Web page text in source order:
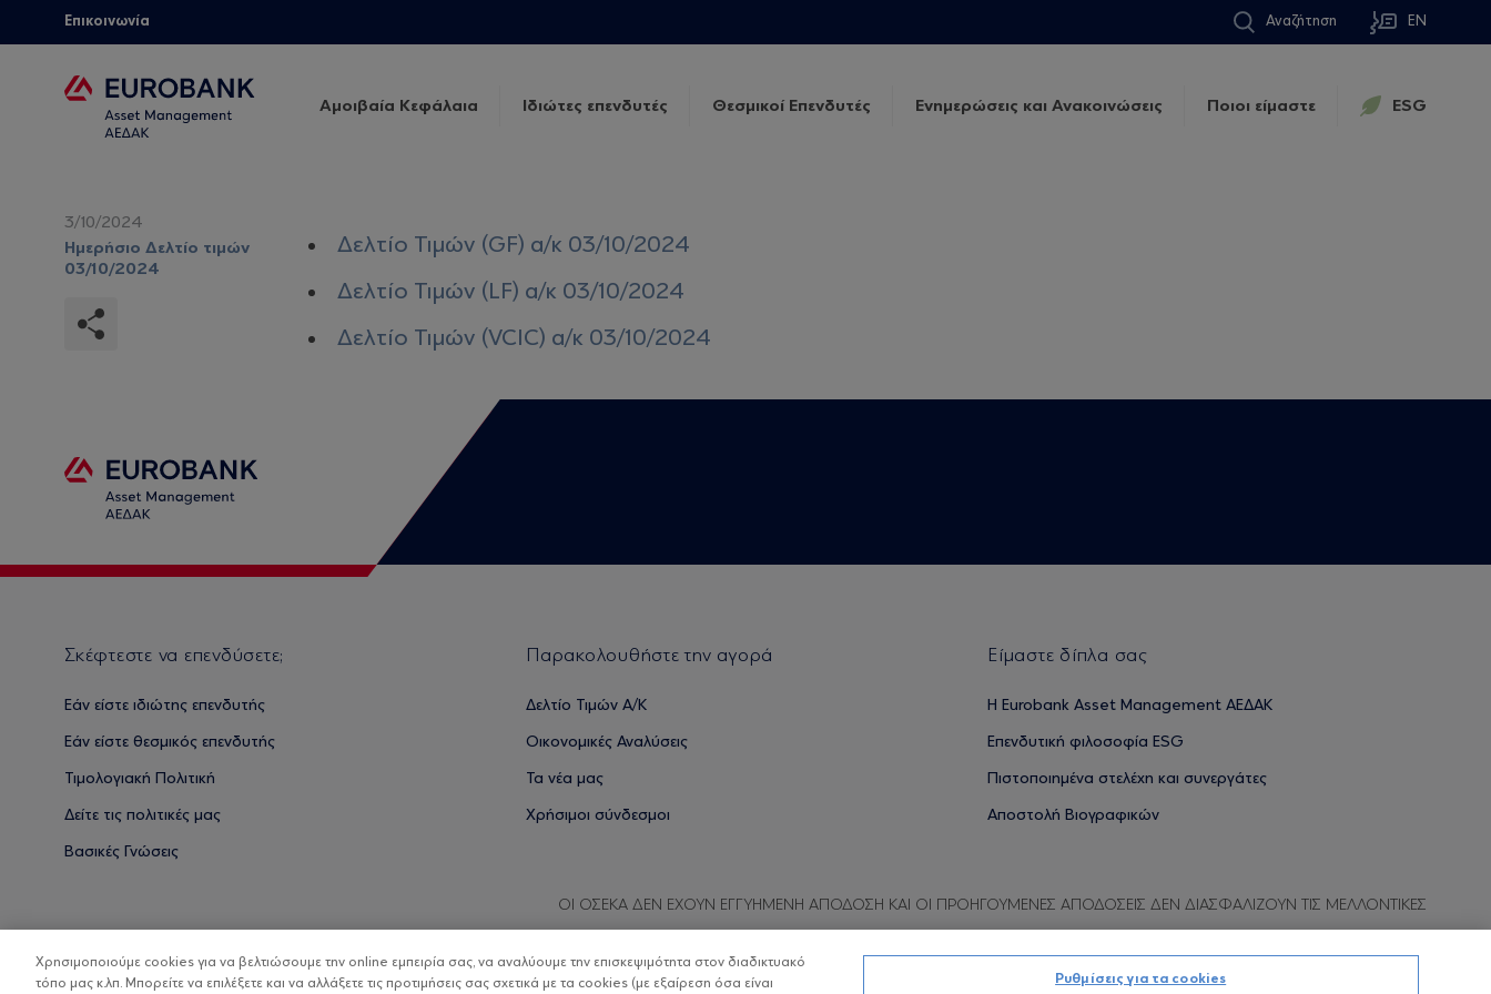
Επικοινωνία Αναζήτηση EN
Αμοιβαία Κεφάλαια Ιδιώτες επενδυτές Θεσμικοί Επενδυτές Ενημερώσεις και Ανακοινώσεις Ποιοι είμαστε ESG
3/10/2024
Ημερήσιο Δελτίο τιμών
03/10/2024
Δελτίο Τιμών (GF) α/κ 03/10/2024
Δελτίο Τιμών (LF) α/κ 03/10/2024
Δελτίο Τιμών (VCIC) α/κ 03/10/2024
Σκέφτεστε να επενδύσετε;
Εάν είστε ιδιώτης επενδυτής
Εάν είστε θεσμικός επενδυτής
Τιμολογιακή Πολιτική
Δείτε τις πολιτικές μας
Βασικές Γνώσεις
Παρακολουθήστε την αγορά
Δελτίο Τιμών Α/Κ
Οικονομικές Αναλύσεις
Τα νέα μας
Χρήσιμοι σύνδεσμοι
Είμαστε δίπλα σας
H Eurobank Asset Management ΑΕΔΑΚ
Επενδυτική φιλοσοφία ESG
Πιστοποιημένα στελέχη και συνεργάτες
Αποστολή Βιογραφικών
ΟΙ ΟΣΕΚΑ ΔΕΝ ΕΧΟΥΝ ΕΓΓΥΗΜΕΝΗ ΑΠΟΔΟΣΗ ΚΑΙ ΟΙ ΠΡΟΗΓΟΥΜΕΝΕΣ ΑΠΟΔΟΣΕΙΣ ΔΕΝ ΔΙΑΣΦΑΛΙΖΟΥΝ ΤΙΣ ΜΕΛΛΟΝΤΙΚΕΣ
Χρησιμοποιούμε cookies για να βελτιώσουμε την online εμπειρία σας, να αναλύουμε την επισκεψιμότητα στον διαδικτυακό
τόπο μας κ.λπ. Μπορείτε να επιλέξετε και να αλλάξετε τις προτιμήσεις σας σχετικά με τα cookies (με εξαίρεση όσα είναι
Ρυθμίσεις για τα cookies